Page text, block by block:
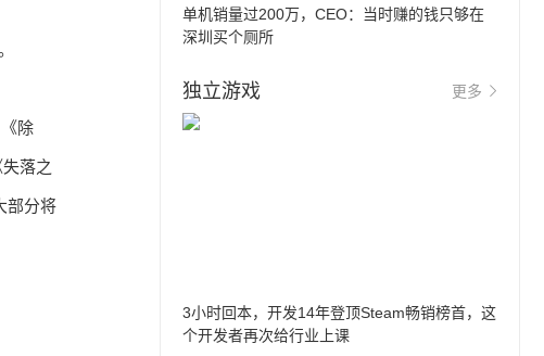
除
落之
部分将
单机销量过200万，CEO：当时赚的钱只够在
深圳买个厕所
独立游戏 更多
3小时回本，开发14年登顶Steam畅销榜首，这
个开发者再次给行业上课